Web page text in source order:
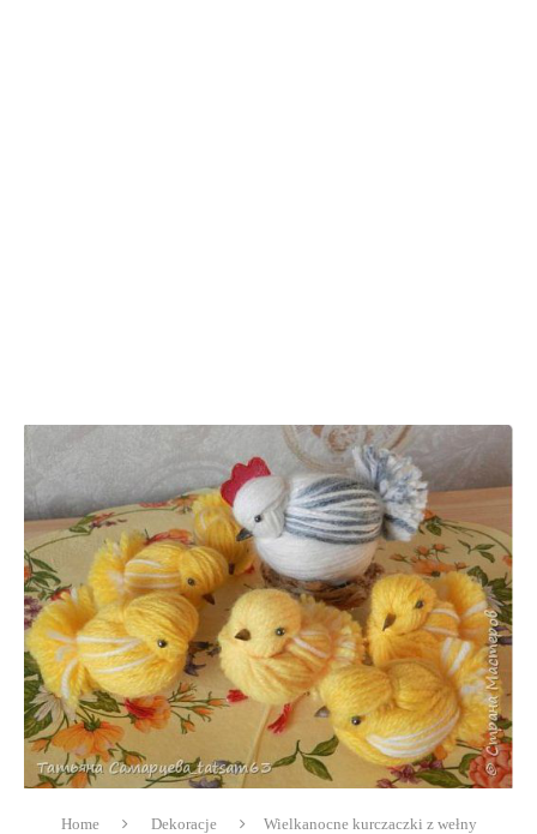
Home Dekoracje Wielkanocne kurczaczki z wełny